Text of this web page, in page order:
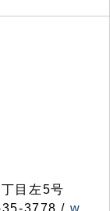
目左5号
3778 / w